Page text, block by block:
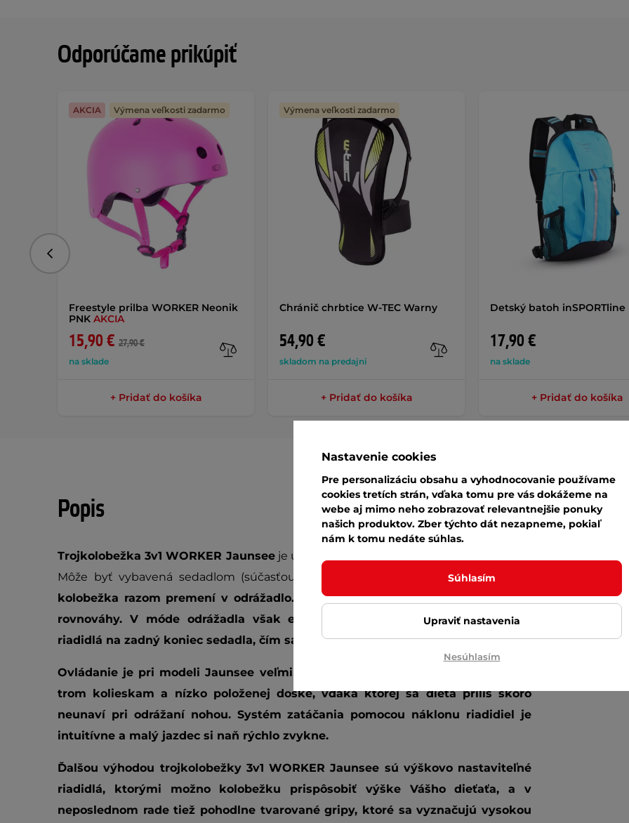
Odporúčame prikúpiť
Freestyle prilba WORKER Neonik
PNK AKCIA
15,90 € 27,90 €
na sklade
AKCIA Výmena veľkosti zadarmo
+ Pridať do košíka
Chránič chrbtice W-TEC Warny
54,90 €
skladom na predajni
Výmena veľkosti zadarmo
+ Pridať do košíka
Detský batoh inSPORTline
17,90 €
na sklade
+ Pridať do košíka
Predchádzajúce
Popis
Trojkolobežka 3v1 WORKER Jaunseeje určená pre tých úplne najmenších jazdcov.
Môže byť vybavená sedadlom (súčasťou balenia), čím sa po demontáži riadidiel
kolobežka razom premenív odrážadlo. To dieťaťu pomôže rozvíjať získavanie
rovnováhy. V móde odrážadla však ešte môžu byť nainštalované pôvodné
riadidlá na zadný koniec sedadla, čím sa z nich stane praktickávodiaca tyč.
Ovládanie je pri modeliJaunsee veľmi jednoduché, a to predovšetkým vďaka
trom kolieskam a nízko položenej doske, vďaka ktorej sa dieťa príliš skoro
neunaví pri odrážaní nohou. Systém zatáčania pomocou náklonu riadidiel je
intuitívne a malý jazdec si naň rýchlo zvykne.
Ďalšou výhodou trojkolobežky 3v1 WORKER Jaunsee sú výškovo nastaviteľné
riadidlá, ktorými možno kolobežku prispôsobiť výške Vášho dieťaťa, a v
neposlednom rade tiež pohodlne tvarované gripy, ktoré sa vyznačujú vysokou
Nastavenie cookies
Pre personalizáciu obsahu a vyhodnocovanie používame
cookies tretích strán, vďaka tomu pre vás dokážeme na
webe aj mimo neho zobrazovať relevantnejšie ponuky
našich produktov. Zber týchto dát nezapneme, pokiaľ
nám k tomu nedáte súhlas.
Súhlasím
Upraviť nastavenia
Nesúhlasím